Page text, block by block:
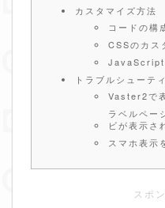
カスタマイズ方法
コードの構
CSSのカス
JavaScript
トラブルシューテ
Vaster2で
ラベルペー
ビが表示さ
スマホ表示
スポ